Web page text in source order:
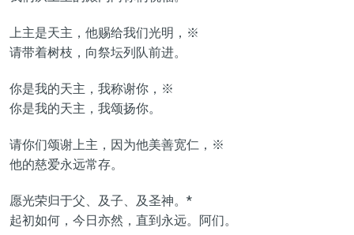
上主是天主，他赐给我们光明，※
请带着树枝，向祭坛列队前进。
你是我的天主，我称谢你，※
你是我的天主，我颂扬你。
请你们颂谢上主，因为他美善宽仁，※
他的慈爱永远常存。
愿光荣归于父、及子、及圣神。*
起初如何，今日亦然，直到永远。阿们。